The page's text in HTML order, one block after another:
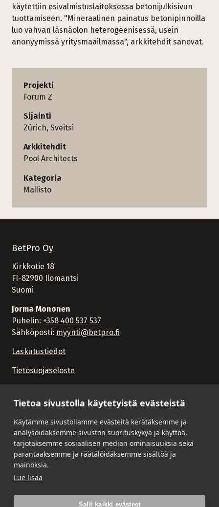
Tietoa sivustolla käytetyistä evästeistä
Käytämme sivustollamme evästeitä kerätäksemme ja
analysoidaksemme sivuston suorituskykyä ja käyttöä,
tarjotaksemme sosiaalisen median ominaisuuksia sekä
parantaaksemme ja räätälöidäksemme sisältöä ja
mainoksia.
Lue lisää
Salli kaikki evästeet
käytettiin esivalmistuslaitoksessa betonijulkisivun
tuottamiseen. "Mineraalinen painatus betonipinnoilla
luo vahvan läsnäolon heterogeenisessä, usein
anonyymissä yritysmaailmassa", arkkitehdit sanovat.
Projekti
Forum Z
Sijainti
Zürich, Sveitsi
Arkkitehdit
Pool Architects
Kategoria
Mallisto
BetPro Oy
Kirkkotie 18
FI-82900 Ilomantsi
Suomi
Jorma Mononen
Puhelin: +358 400 537 537
Sähköposti: myynti@betpro.fi
Laskutustiedot
Tietosuojaseloste